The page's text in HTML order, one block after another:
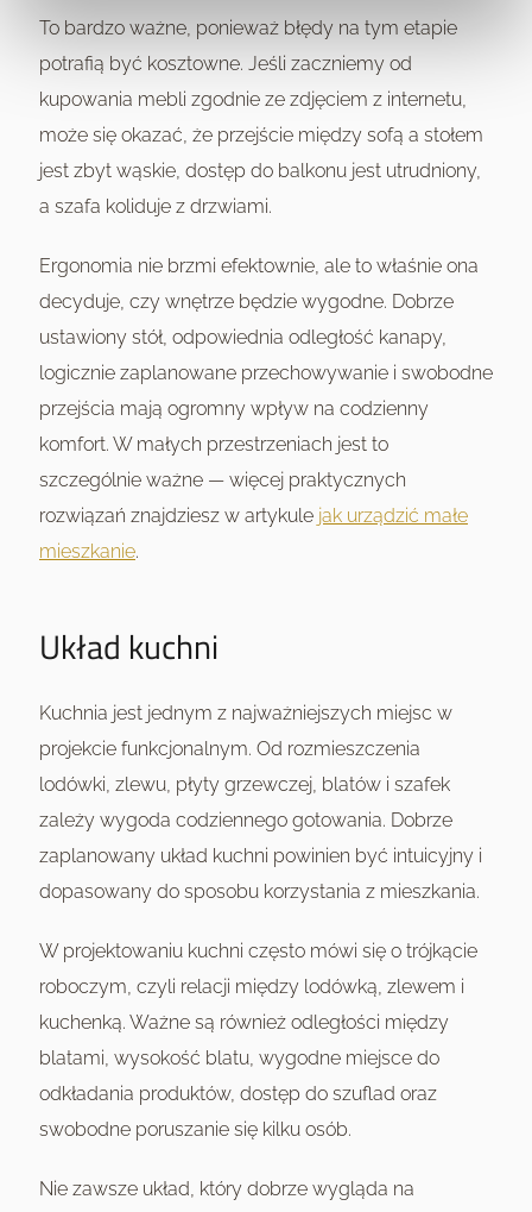
To bardzo ważne, ponieważ błędy na tym etapie
potrafią być kosztowne. Jeśli zaczniemy od
kupowania mebli zgodnie ze zdjęciem z internetu,
może się okazać, że przejście między sofą a stołem
jest zbyt wąskie, dostęp do balkonu jest utrudniony,
a szafa koliduje z drzwiami.
Ergonomia nie brzmi efektownie, ale to właśnie ona
decyduje, czy wnętrze będzie wygodne. Dobrze
ustawiony stół, odpowiednia odległość kanapy,
logicznie zaplanowane przechowywanie i swobodne
przejścia mają ogromny wpływ na codzienny
komfort. W małych przestrzeniach jest to
szczególnie ważne — więcej praktycznych
rozwiązań znajdziesz w artykule jak urządzić małe
mieszkanie.
Układ kuchni
Kuchnia jest jednym z najważniejszych miejsc w
projekcie funkcjonalnym. Od rozmieszczenia
lodówki, zlewu, płyty grzewczej, blatów i szafek
zależy wygoda codziennego gotowania. Dobrze
zaplanowany układ kuchni powinien być intuicyjny i
dopasowany do sposobu korzystania z mieszkania.
W projektowaniu kuchni często mówi się o trójkącie
roboczym, czyli relacji między lodówką, zlewem i
kuchenką. Ważne są również odległości między
blatami, wysokość blatu, wygodne miejsce do
odkładania produktów, dostęp do szuflad oraz
swobodne poruszanie się kilku osób.
Nie zawsze układ, który dobrze wygląda na